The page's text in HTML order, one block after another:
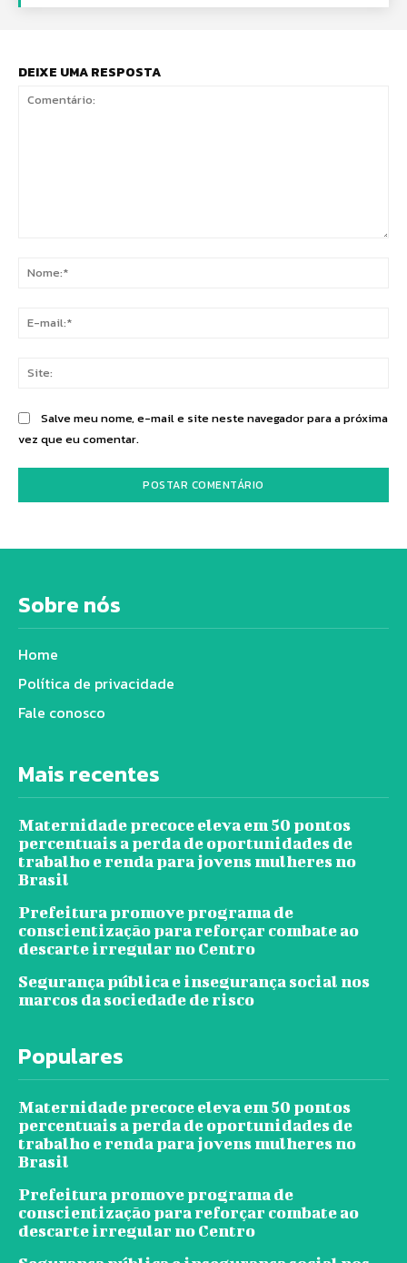
DEIXE UMA RESPOSTA
Salve meu nome, e-mail e site neste navegador para a próxima
vez que eu comentar.
Sobre nós
Home
Política de privacidade
Fale conosco
Mais recentes
Maternidade precoce eleva em 50 pontos
percentuais a perda de oportunidades de
trabalho e renda para jovens mulheres no
Brasil
Prefeitura promove programa de
conscientização para reforçar combate ao
descarte irregular no Centro
Segurança pública e insegurança social nos
marcos da sociedade de risco
Populares
Maternidade precoce eleva em 50 pontos
percentuais a perda de oportunidades de
trabalho e renda para jovens mulheres no
Brasil
Prefeitura promove programa de
conscientização para reforçar combate ao
descarte irregular no Centro